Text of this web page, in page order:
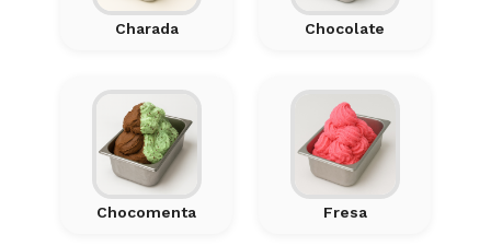
Charada Chocolate
Chocomenta Fresa